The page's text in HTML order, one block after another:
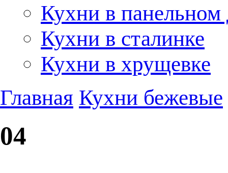
Кухни в панельном
Кухни в сталинке
Кухни в хрущевке
Главная Кухни бежевые
04